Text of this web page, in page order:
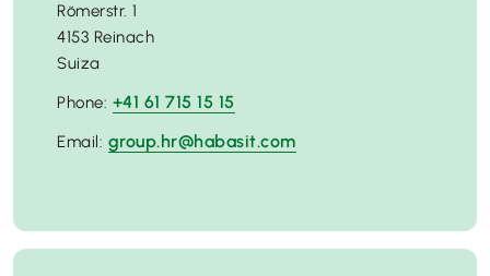
Römerstr. 1
4153 Reinach
Suiza
Phone: +41 61 715 15 15
Email: group.hr@habasit.com